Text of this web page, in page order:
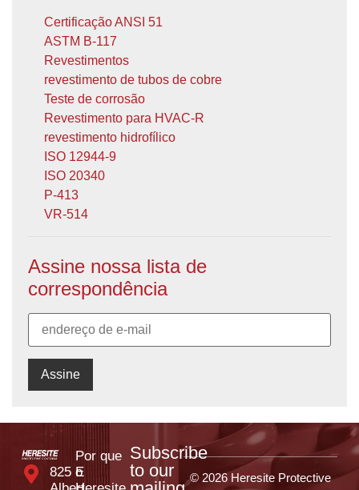
Certificação ANSI 51
ASTM B-117
Revestimentos
revestimento de tubos de cobre
Teste de corrosão
Revestimento para HVAC-R
revestimento hidrofílico
ISO 12944-9
ISO 20340
P-413
VR-514
Assine nossa lista de
correspondência
825 E
Por que
o
Subscribe
to our
© 2026 Heresite Protective